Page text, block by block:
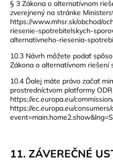
§ 3 Zákona o alternatívnom
zverejnený na stránke
https://www.mhsr.sk/obchod/
riesenie-spotrebitelskych-
alternativneho-riesenia-
10.3 Návrh môžete podať
Zákona o alternatívnom riešení
10.4 Ďalej máte právo začať
prostredníctvom platformy
https://ec.europa.eu/
https://ec.europa.eu/
11. ZÁVEREČNÉ